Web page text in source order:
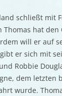
schließt mit
Thomas hat den
will er auf
er sich mit
Robbie
dem letzten
wurde.